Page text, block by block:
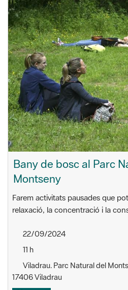
Bany de bosc al Parc
Montseny
Farem activitats pausades que
relaxació, la concentració i la
22/09/2024
11 h
Viladrau. Parc Natural del
17406 Viladrau